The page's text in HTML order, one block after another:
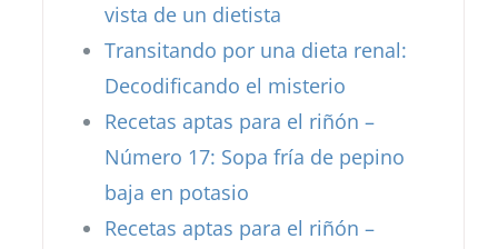
vista de un dietista
Transitando por una dieta renal:
Decodificando el misterio
Recetas aptas para el riñón –
Número 17: Sopa fría de pepino
baja en potasio
Recetas aptas para el riñón –